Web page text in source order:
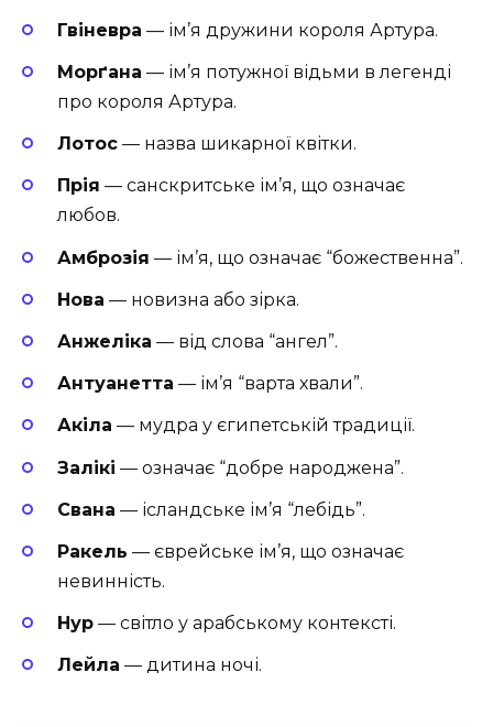
Гвіневра — ім’я дружини короля Артура.
Морґана — ім’я потужної відьми в легенді
про короля Артура.
Лотос — назва шикарної квітки.
Прія — санскритське ім’я, що означає
любов.
Амброзія — ім’я, що означає “божественна”.
Нова — новизна або зірка.
Анжеліка — від слова “ангел”.
Антуанетта — ім’я “варта хвали”.
Акіла — мудра у єгипетській традиції.
Залікі — означає “добре народжена”.
Свана — ісландське ім’я “лебідь”.
Ракель — єврейське ім’я, що означає
невинність.
Нур — світло у арабському контексті.
Лейла — дитина ночі.